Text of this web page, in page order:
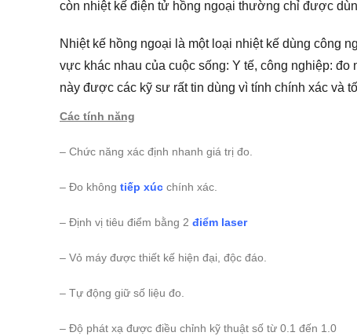
còn nhiệt kế điện tử hồng ngoại thường chỉ được
Nhiệt kế hồng ngoại là một loại nhiệt kế dùng công
vực khác nhau của cuộc sống: Y tế, công nghiệp:
này được các kỹ sư rất tin dùng vì tính chính xác và
Các tính năng
– Chức năng xác định nhanh giá trị đo.
– Đo không tiếp xúc chính xác.
– Định vị tiêu điểm bằng 2 điểm laser
– Vỏ máy được thiết kế hiện đại, độc đáo.
– Tự động giữ số liệu đo.
– Độ phát xạ được điều chỉnh kỹ thuật số từ 0.1 đến 1.0